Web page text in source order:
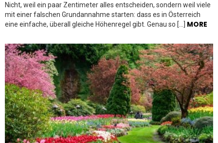
Nicht, weil ein paar Zentimeter alles entscheiden, sondern weil viele
mit einer falschen Grundannahme starten: dass es in Österreich
eine einfache, überall gleiche Höhenregel gibt. Genau so […] MORE